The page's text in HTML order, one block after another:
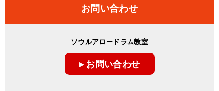
お問い合わせ
ソウルアロードラム教室
▸ お問い合わせ